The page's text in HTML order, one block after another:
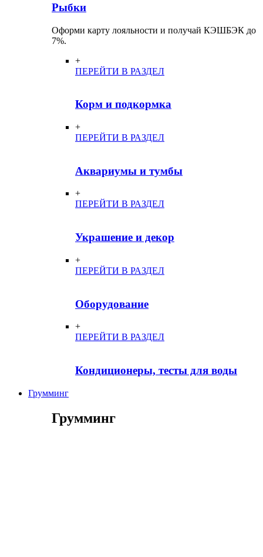
Рыбки
Оформи карту лояльности и получай КЭШБЭК до
7%.
+
ПЕРЕЙТИ В РАЗДЕЛ
Корм и подкормка
+
ПЕРЕЙТИ В РАЗДЕЛ
Аквариумы и тумбы
+
ПЕРЕЙТИ В РАЗДЕЛ
Украшение и декор
+
ПЕРЕЙТИ В РАЗДЕЛ
Оборудование
+
ПЕРЕЙТИ В РАЗДЕЛ
Кондиционеры, тесты для воды
Грумминг
Грумминг